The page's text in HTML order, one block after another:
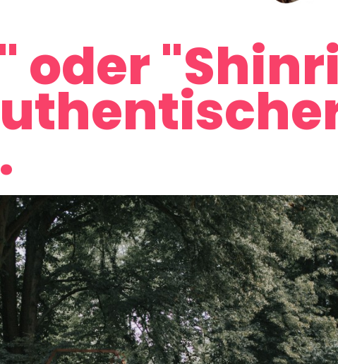
oder